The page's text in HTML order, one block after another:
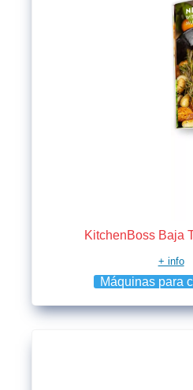
KitchenBoss Baja
+ info
Máquinas para